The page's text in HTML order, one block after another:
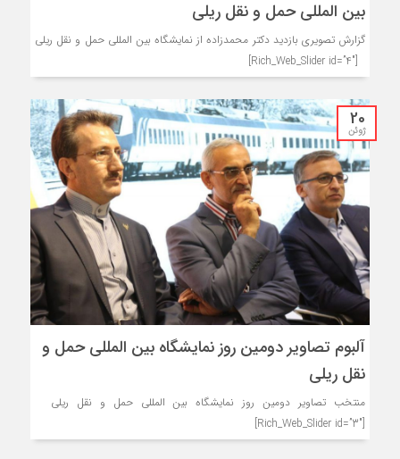
بین المللی حمل و نقل ریلی
گزارش تصویری بازدید دکتر محمدزاده از نمایشگاه بین المللی حمل و نقل ریلی
[Rich_Web_Slider id=”4″]
20
ژوئن
آلبوم تصاویر دومین روز نمایشگاه بین المللی حمل و
نقل ریلی
منتخب تصاویر دومین روز نمایشگاه بین المللی حمل و نقل ریلی
[Rich_Web_Slider id=”3″]